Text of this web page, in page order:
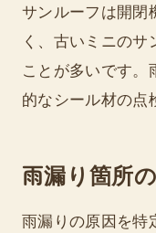
サンルーフは開閉
く、古いミニのサ
ことが多いです。
的なシール材の点
雨漏り箇所
雨漏りの原因を特